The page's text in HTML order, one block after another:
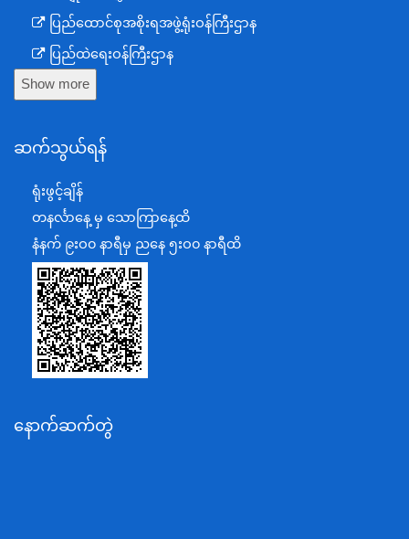
ပြည်ထောင်စုအစိုးရအဖွဲ့ရုံးဝန်ကြီးဌာန
ပြည်ထဲရေးဝန်ကြီးဌာန
ကာကွယ်ရေးဝန်ကြီးဌာန
စီမံကိန်း၊ဘဏ္ဍာရေးနှင့်စက်မှုဝန်ကြီးဌာန
အပြည်ပြည်ဆိုင်ရာပူးပေါင်းဆောင်ရွက်ရေးဝန်ကြီးဌာန
ပြန်ကြားရေးဝန်ကြီးဌာန
သာသနာရေးနှင့် ယဉ်ကျေးမှုဝန်ကြီးဌာန
စိုက်ပျိုးရေး၊မွေးမြူရေးနှင့်ဆည်မြောင်းဝန်ကြီးဌာန
ပို့ဆောင်ရေးနှင့်ဆက်သွယ်ရေးဝန်ကြီးဌာန
သယံဇာတနှင့်ပတ်ဝန်းကျင်ထိန်းသိမ်းရေးဝန်ကြီးဌာန
အလုပ်သမား၊လူဝင်မှုကြီးကြပ်ရေးနှင့်ပြည်သူ့အင်အား
Show more
ဆက်သွယ်ရန်
ရုံးဖွင့်ချိန်
တနင်္လာနေ့ မှ သောကြာနေ့ထိ
နံနက် ၉းဝ၀ နာရီမှ ညနေ ၅းဝ၀ နာရီထိ
နောက်ဆက်တွဲ